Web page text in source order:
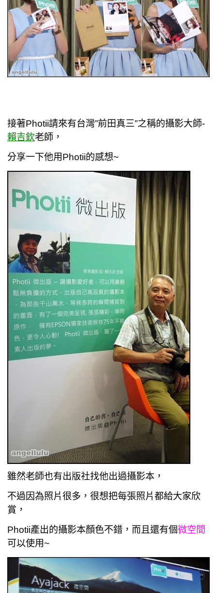
接著Photii請來有台灣”前田真三”之稱的攝影大師-
賴吉欽老師，
分享一下他用Photii的感想~
雖然老師也有出版社找他出過攝影本，
不過因為照片很多，很想把每張照片都給大家欣
賞，
Photii產出的攝影本顏色不錯，而且還有個微空間
可以使用~